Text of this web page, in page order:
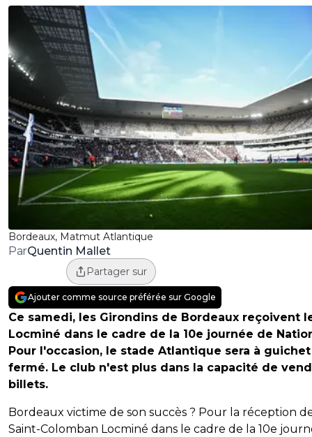
Bordeaux, Matmut Atlantique
ParQuentin Mallet
Partager sur
Ajouter comme source préférée sur Google
Ce samedi, les Girondins de Bordeaux reçoivent
Locminé dans le cadre de la 10e journée de
Pour l'occasion, le stade Atlantique sera à guichet
fermé. Le club n'est plus dans la capacité de
billets.
Bordeaux victime de son succès ? Pour la réception
Saint-Colomban Locminé dans le cadre de la 10e